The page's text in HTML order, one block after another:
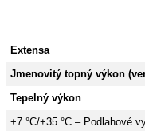
Extensa
Jmenovitý topný výkon
Tepelný výkon
+7 °C/+35 °C – Podlahové